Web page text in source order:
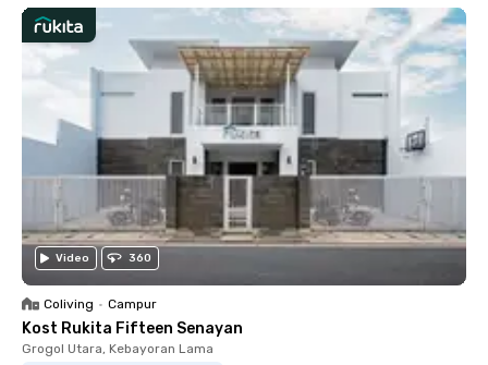
Video 360
Coliving • Campur
Kost Rukita Fifteen Senayan
Grogol Utara, Kebayoran Lama